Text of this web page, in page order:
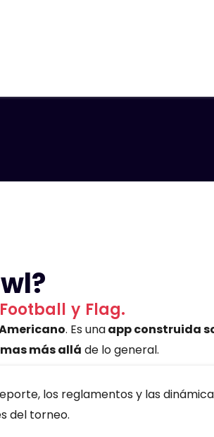
wl?
y Flag.
. Es unaapp construida
más allá de lo general.
los reglamentos y las
del torneo.